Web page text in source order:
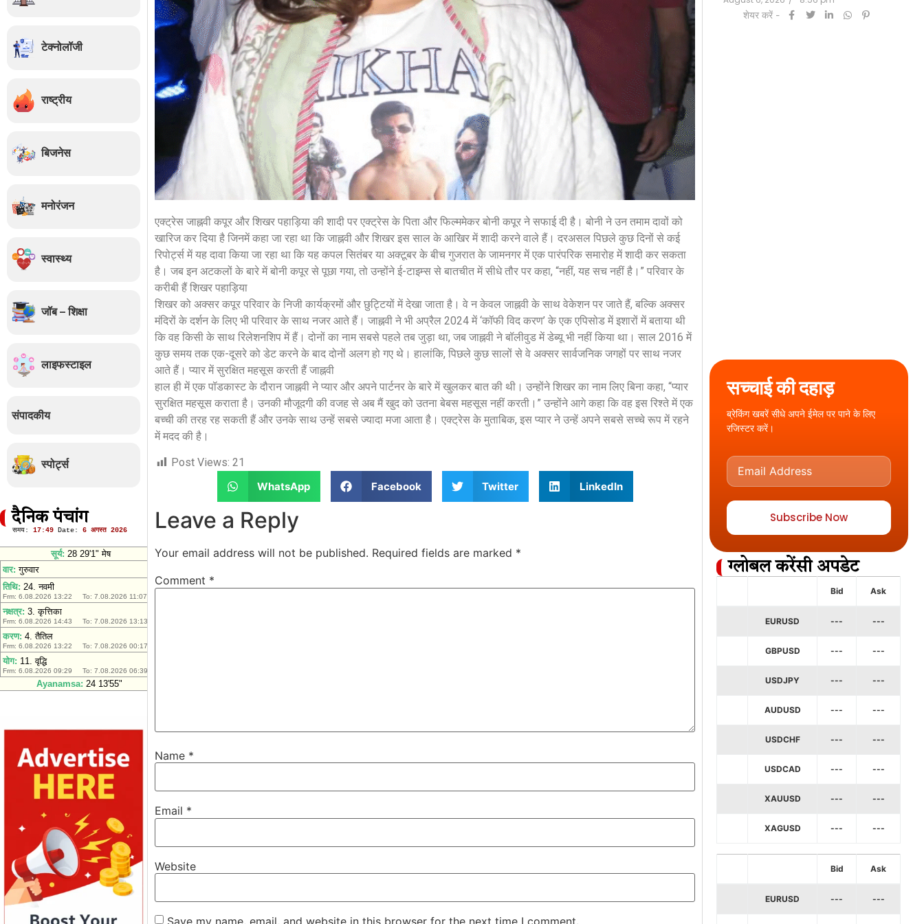
टेक्नोलॉजी
राष्ट्रीय
बिजनेस
मनोरंजन
स्वास्थ्य
जॉब – शिक्षा
लाइफस्टाइल
संपादकीय
स्पोर्ट्स
दैनिक पंचांग
एक्ट्रेस जाह्नवी कपूर और शिखर पहाड़िया की शादी पर एक्ट्रेस के पिता और फिल्ममेकर बोनी कपूर ने सफाई दी है। बोनी ने उन तमाम दावों को
खारिज कर दिया है जिनमें कहा जा रहा था कि जाह्नवी और शिखर इस साल के आखिर में शादी करने वाले हैं। दरअसल पिछले कुछ दिनों से कई
रिपोर्ट्स में यह दावा किया जा रहा था कि यह कपल सितंबर या अक्टूबर के बीच गुजरात के जामनगर में एक पारंपरिक समारोह में शादी कर सकता
है। जब इन अटकलों के बारे में बोनी कपूर से पूछा गया, तो उन्होंने ई-टाइम्स से बातचीत में सीधे तौर पर कहा, “नहीं, यह सच नहीं है।” परिवार के
करीबी हैं शिखर पहाड़िया
शिखर को अक्सर कपूर परिवार के निजी कार्यक्रमों और छुट्टियों में देखा जाता है। वे न केवल जाह्नवी के साथ वेकेशन पर जाते हैं, बल्कि अक्सर
मंदिरों के दर्शन के लिए भी परिवार के साथ नजर आते हैं। जाह्नवी ने भी अप्रैल 2024 में ‘कॉफी विद करण’ के एक एपिसोड में इशारों में बताया थी
कि वह किसी के साथ रिलेशनशिप में हैं। दोनों का नाम सबसे पहले तब जुड़ा था, जब जाह्नवी ने बॉलीवुड में डेब्यू भी नहीं किया था। साल 2016 में
कुछ समय तक एक-दूसरे को डेट करने के बाद दोनों अलग हो गए थे। हालांकि, पिछले कुछ सालों से वे अक्सर सार्वजनिक जगहों पर साथ नजर
आते हैं। प्यार में सुरक्षित महसूस करती हैं जाह्नवी
हाल ही में एक पॉडकास्ट के दौरान जाह्नवी ने प्यार और अपने पार्टनर के बारे में खुलकर बात की थी। उन्होंने शिखर का नाम लिए बिना कहा, “प्यार
सुरक्षित महसूस कराता है। उनकी मौजूदगी की वजह से अब मैं खुद को उतना बेबस महसूस नहीं करती।” उन्होंने आगे कहा कि वह इस रिश्ते में एक
बच्ची की तरह रह सकती हैं और उनके साथ उन्हें सबसे ज्यादा मजा आता है। एक्ट्रेस के मुताबिक, इस प्यार ने उन्हें अपने सबसे सच्चे रूप में रहने
में मदद की है।
Post Views: 21
WhatsApp
Facebook Twitter LinkedIn
Leave a Reply
Your email address will not be published. Required fields are marked *
Comment *
Name *
Email *
Website
Save my name, email, and website in this browser for the next time I comment.
शेयर करें -
शेयर करें -
शेयर करें -
सच्चाई की दहाड़
ब्रेकिंग खबरें सीधे अपने ईमेल पर पाने के लिए
रजिस्टर करें।
Subscribe Now
ग्लोबल करेंसी अपडेट
Bid Ask
EURUSD --- ---
GBPUSD --- ---
USDJPY --- ---
AUDUSD --- ---
USDCHF --- ---
USDCAD --- ---
XAUUSD --- ---
XAGUSD --- ---
Bid Ask
EURUSD --- ---